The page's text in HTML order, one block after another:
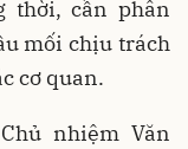
thời, cần phân
mối chịu trách
cơ quan.
nhiệm Văn